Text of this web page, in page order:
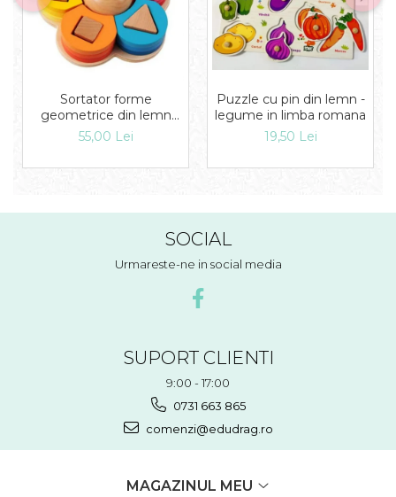
Sortator forme
geometrice din lemn
Floare
55,00 Lei
Puzzle cu pin din lemn -
legume in limba romana
19,50 Lei
SOCIAL
Urmareste-ne in social media
SUPORT CLIENTI
9:00 - 17:00
0731 663 865
comenzi@edudrag.ro
MAGAZINUL MEU